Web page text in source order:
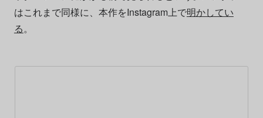
はこれまで同様に、本作をInstagram上で明かしてい
る。